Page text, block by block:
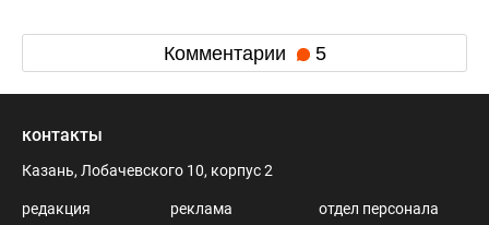
Комментарии 5
контакты
Казань, Лобачевского 10, корпус 2
редакция
реклама
отдел персонала